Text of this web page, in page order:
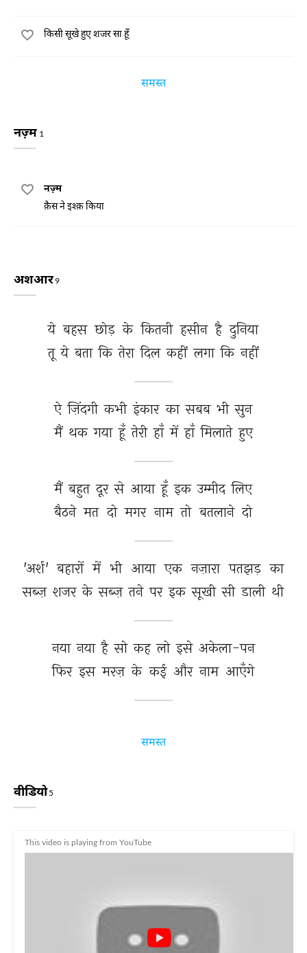
किसी सूखे हुए शजर सा हूँ
समस्त
नज़्म 1
नज़्म
क़ैस ने इश्क़ किया
अशआर9
ये बहस छोड़ के कितनी हसीन है दुनिया
तू ये बता कि तेरा दिल कहीं लगा कि नहीं
ऐ ज़िंदगी कभी इंकार का सबब भी सुन
मैं थक गया हूँ तेरी हाँ में हाँ मिलाते हुए
मैं बहुत दूर से आया हूँ इक उम्मीद लिए
बैठने मत दो मगर नाम तो बतलाने दो
'अर्श' बहारों में भी आया एक नज़ारा पतझड़ का
सब्ज़ शजर के सब्ज़ तने पर इक सूखी सी डाली थी
नया नया है सो कह लो इसे अकेला-पन
फिर इस मरज़ के कई और नाम आएँगे
समस्त
वीडियो5
This video is playing from YouTube